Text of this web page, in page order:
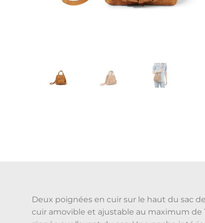
Deux poignées en cuir sur le haut du sac
cuir amovible et ajustable au maximum de